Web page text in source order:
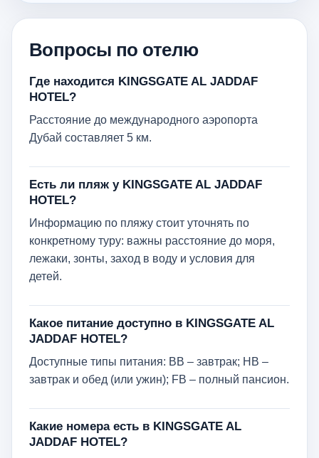
Вопросы по отелю
Где находится KINGSGATE AL JADDAF
HOTEL?
Расстояние до международного аэропорта
Дубай составляет 5 км.
Есть ли пляж у KINGSGATE AL JADDAF
HOTEL?
Информацию по пляжу стоит уточнять по
конкретному туру: важны расстояние до моря,
лежаки, зонты, заход в воду и условия для
детей.
Какое питание доступно в KINGSGATE AL
JADDAF HOTEL?
Доступные типы питания: BB – завтрак; HB –
завтрак и обед (или ужин); FB – полный пансион.
Какие номера есть в KINGSGATE AL
JADDAF HOTEL?